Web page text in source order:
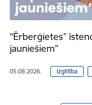
“Ērberģietes”
jauniešiem”
05.08.2026. Izglītība